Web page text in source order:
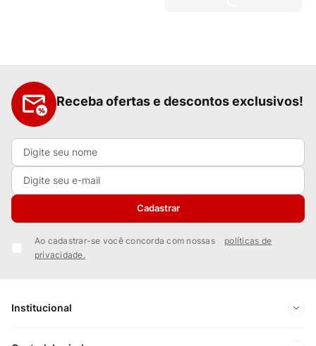
Receba ofertas e descontos exclusivos!
Cadastrar
Ao cadastrar-se você concorda com nossas
políticas de
privacidade.
Institucional
Sobre Nós